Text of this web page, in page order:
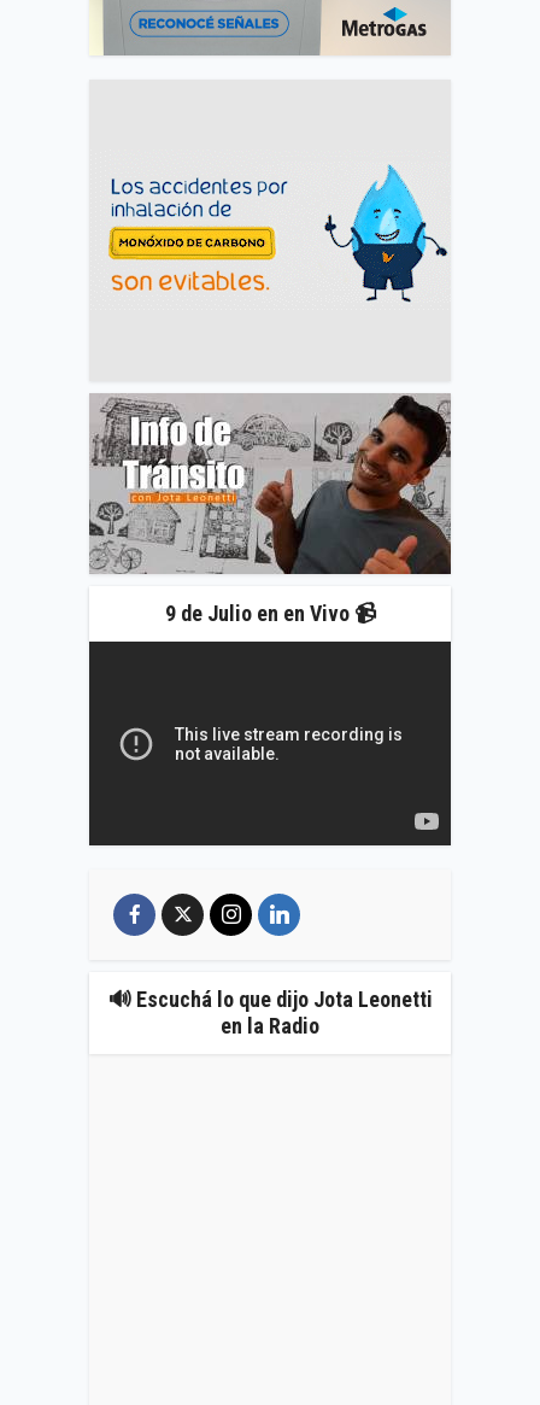
9 de Julio en en Vivo 📹
🔊 Escuchá lo que dijo Jota Leonetti
en la Radio